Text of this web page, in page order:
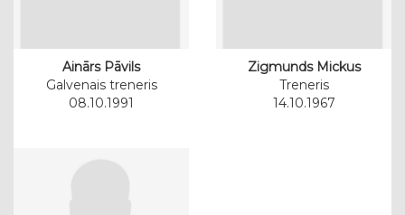
Ainārs Pāvils
Galvenais treneris
08.10.1991
Zigmunds Mickus
Treneris
14.10.1967